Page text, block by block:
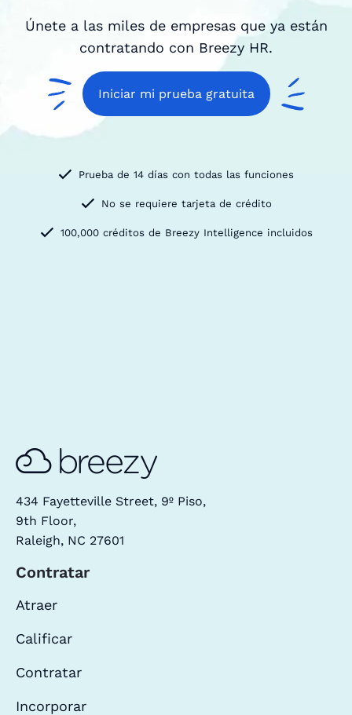
Únete a las miles de empresas que ya están
contratando con Breezy HR.
Iniciar mi prueba gratuita
Prueba de 14 días con todas las funciones
No se requiere tarjeta de crédito
100,000 créditos de Breezy Intelligence incluidos
434 Fayetteville Street, 9º Piso,
9th Floor,
Raleigh, NC 27601
Contratar
Atraer
Calificar
Contratar
Incorporar